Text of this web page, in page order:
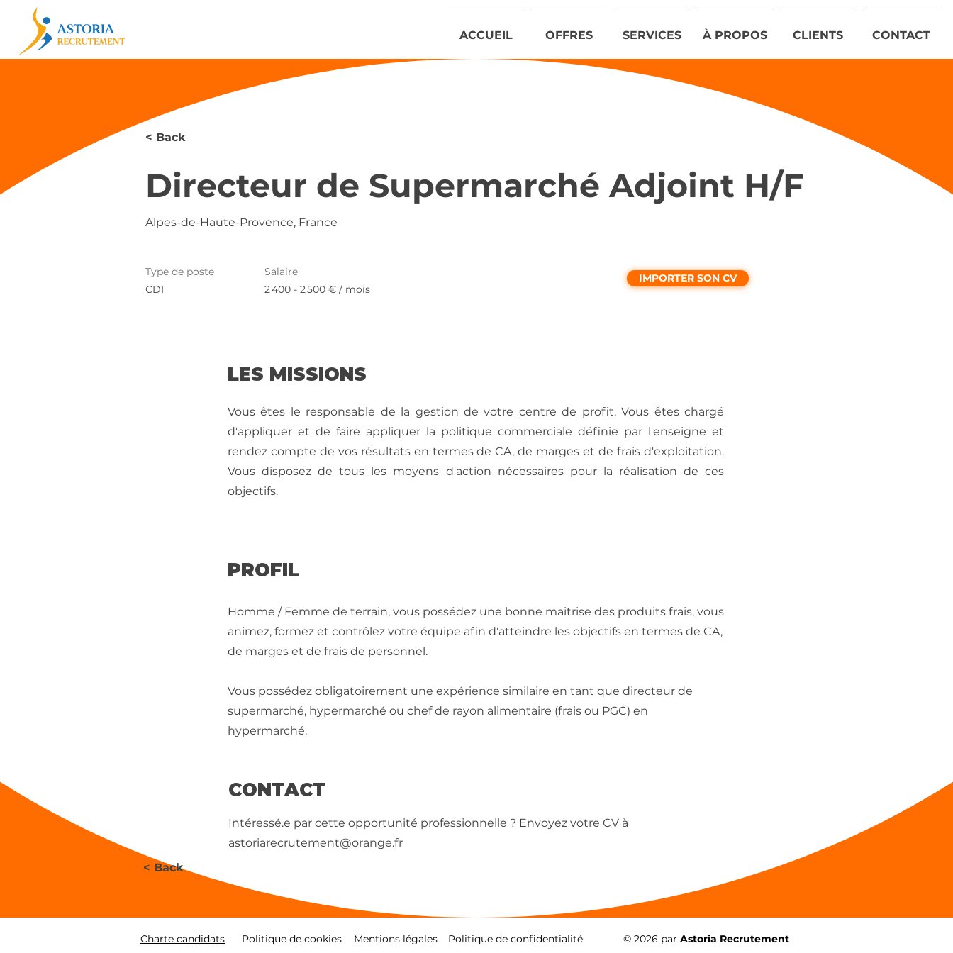
ACCUEIL OFFRES SERVICES À PROPOS CLIENTS CONTACT
< Back
Directeur de Supermarché Adjoint H/F
Alpes-de-Haute-Provence, France
Type de poste
CDI
Salaire
2 400 - 2 500 € / mois
IMPORTER SON CV
LES MISSIONS
Vous êtes le responsable de la gestion de votre centre de profit. Vous êtes chargé
d'appliquer et de faire appliquer la politique commerciale définie par l'enseigne et
rendez compte de vos résultats en termes de CA, de marges et de frais d'exploitation.
Vous disposez de tous les moyens d'action nécessaires pour la réalisation de ces
objectifs.
PROFIL
Homme / Femme de terrain, vous possédez une bonne maitrise des produits frais, vous
animez, formez et contrôlez votre équipe afin d'atteindre les objectifs en termes de CA,
de marges et de frais de personnel.
Vous possédez obligatoirement une expérience similaire en tant que directeur de
supermarché, hypermarché ou chef de rayon alimentaire (frais ou PGC) en
hypermarché.
CONTACT
Intéressé.e par cette opportunité professionnelle ? Envoyez votre CV à
astoriarecrutement@orange.fr
< Back
Charte candidats Politique de cookies Mentions légales Politique de confidentialité © 2026 par Astoria Recrutement